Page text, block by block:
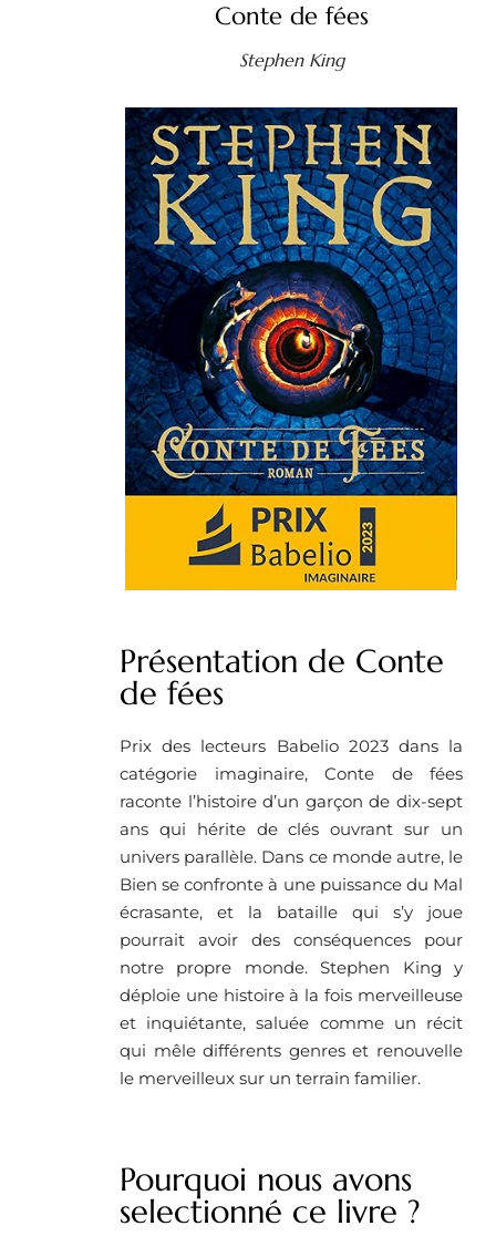
Conte de fées
Stephen King
Présentation de Conte
de fées
Prix des lecteurs Babelio 2023 dans la
catégorie imaginaire, Conte de fées
raconte l’histoire d’un garçon de dix-sept
ans qui hérite de clés ouvrant sur un
univers parallèle. Dans ce monde autre, le
Bien se confronte à une puissance du Mal
écrasante, et la bataille qui s’y joue
pourrait avoir des conséquences pour
notre propre monde. Stephen King y
déploie une histoire à la fois merveilleuse
et inquiétante, saluée comme un récit
qui mêle différents genres et renouvelle
le merveilleux sur un terrain familier.
Pourquoi nous avons
selectionné ce livre ?